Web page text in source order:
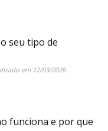
seu tipo de
em 12/03/2026
funciona e por que